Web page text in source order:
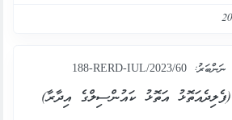
ނަންބަރު: 188-RERD-IUL/2023/60
އަތޮޅު ކައުންސިލްގެ އިދާރާ)